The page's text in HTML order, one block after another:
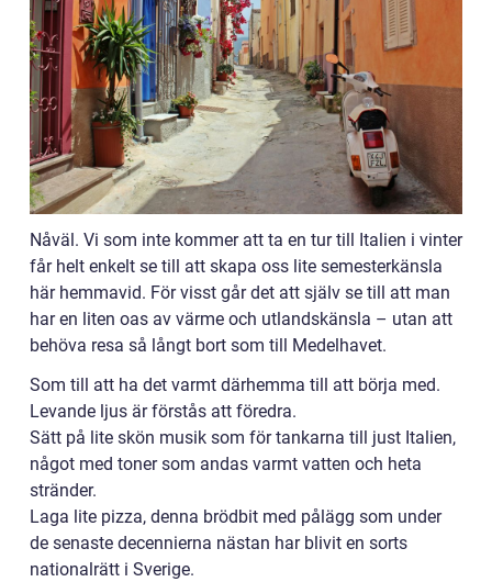
Nåväl. Vi som inte kommer att ta en tur till Italien i vinter
får helt enkelt se till att skapa oss lite semesterkänsla
här hemmavid. För visst går det att själv se till att man
har en liten oas av värme och utlandskänsla – utan att
behöva resa så långt bort som till Medelhavet.
Som till att ha det varmt därhemma till att börja med.
Levande ljus är förstås att föredra.
Sätt på lite skön musik som för tankarna till just Italien,
något med toner som andas varmt vatten och heta
stränder.
Laga lite pizza, denna brödbit med pålägg som under
de senaste decennierna nästan har blivit en sorts
nationalrätt i Sverige.